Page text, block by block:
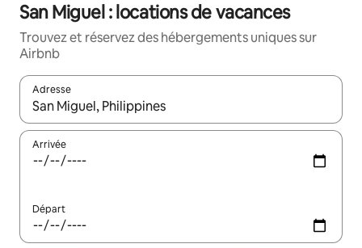
San Miguel : locations de vacances
Trouvez et réservez des hébergements uniques sur
Airbnb
Adresse
Lorsque les résultats s'affichent, utilisez les flèches vers le
Arrivée
Départ